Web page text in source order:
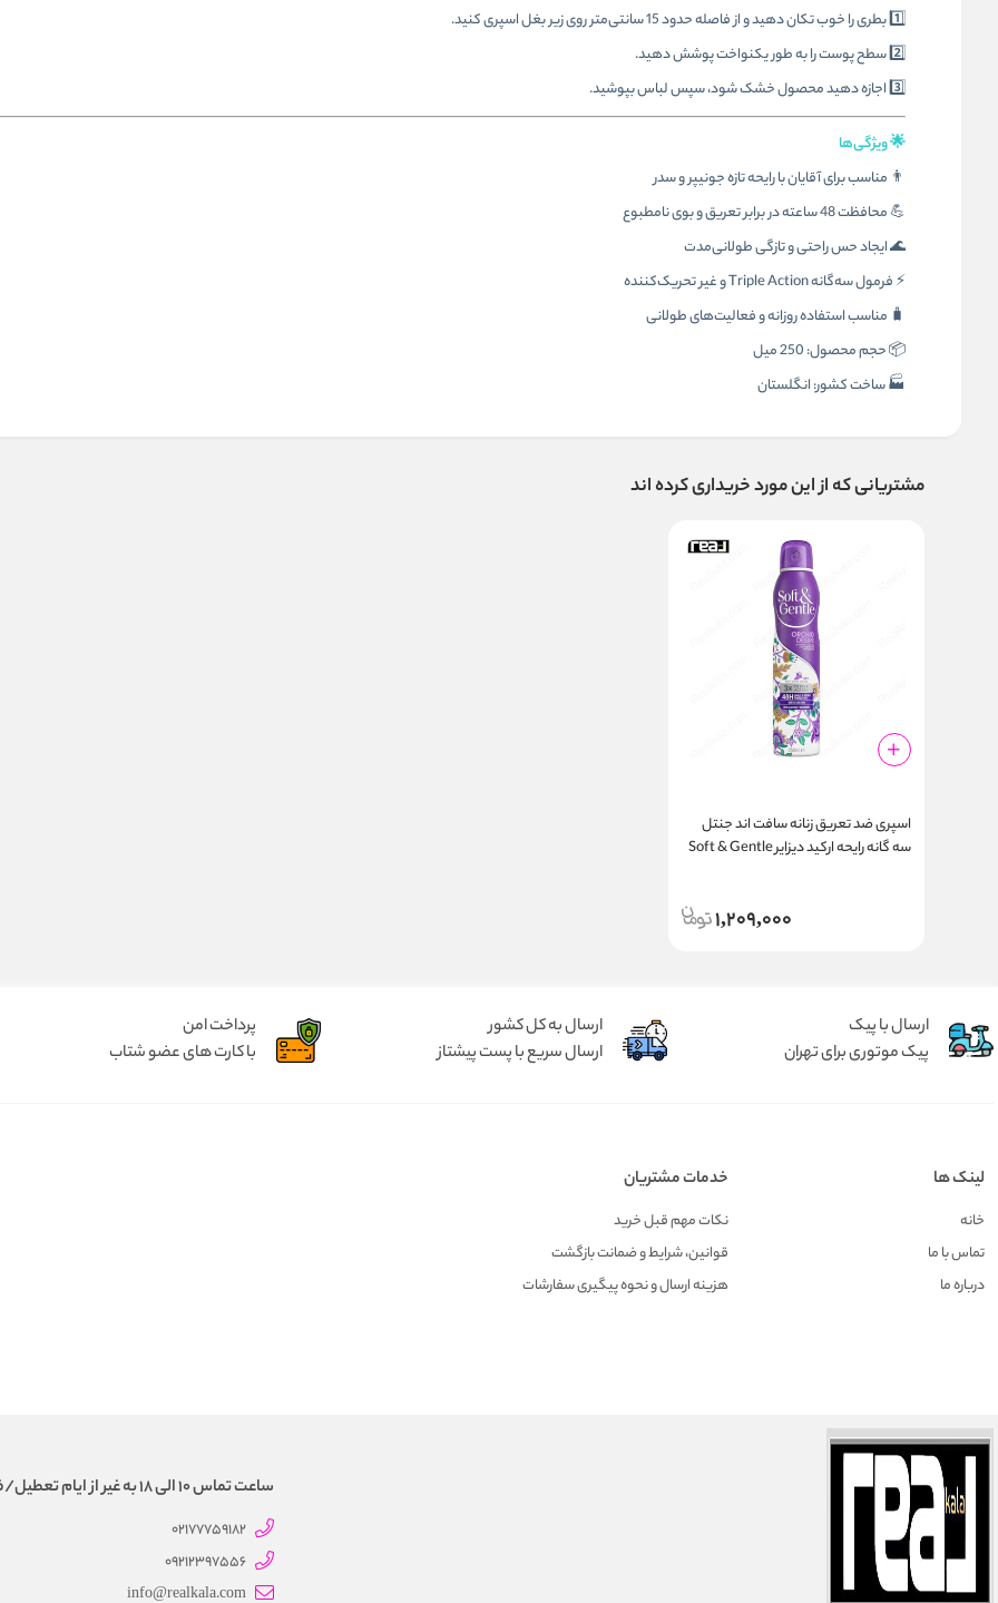
1️⃣ بطری را خوب تکان دهید و از فاصله حدود 15 سانتی‌متر روی زیر بغل اسپری کنید.
2️⃣ سطح پوست را به طور یکنواخت پوشش دهید.
3️⃣ اجازه دهید محصول خشک شود، سپس لباس بپوشید.
🌟 ویژگی‌ها
👨 مناسب برای آقایان با رایحه تازه جونیپر و سدر
💪 محافظت 48 ساعته در برابر تعریق و بوی نامطبوع
🌊 ایجاد حس راحتی و تازگی طولانی‌مدت
⚡ فرمول سه‌گانه Triple Action و غیر تحریک‌کننده
🧳 مناسب استفاده روزانه و فعالیت‌های طولانی
📦 حجم محصول: 250 میل
🏭 ساخت کشور: انگلستان
مشتریانی که از این مورد خریداری کرده اند
اسپری ضد تعریق زنانه سافت اند جنتل
سه‌ گانه رایحه ارکید دیزایر Soft & Gentle
1,209,000
ارسال با پیک
پیک موتوری برای تهران
ارسال به کل کشور
ارسال سریع با پست پیشتاز
پرداخت امن
با کارت های عضو شتاب
لینک ها
خانه
تماس با ما
درباره ما
خدمات مشتریان
نکات مهم قبل خرید
قوانین، شرایط و ضمانت بازگشت
هزينه ارسال و نحوه پیگیری سفارشات
ساعت تماس 10 الی 18 به غیر از ایام تعطیل/فروش و تحویل حضوری نداریم
02177759182
09212397556
info@realkala.com